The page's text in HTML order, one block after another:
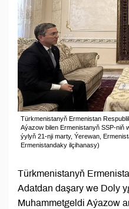
Türkmenistanyň Ermenistan
Aýazow bilen Ermenistanyň SSP-niň
ýylyň 21-nji marty, Ýerewan,
Ermenistandaky ilçihanasy)
Türkmenistanyň
Adatdan daşary we Doly
Muhammetgeldi Aýazow